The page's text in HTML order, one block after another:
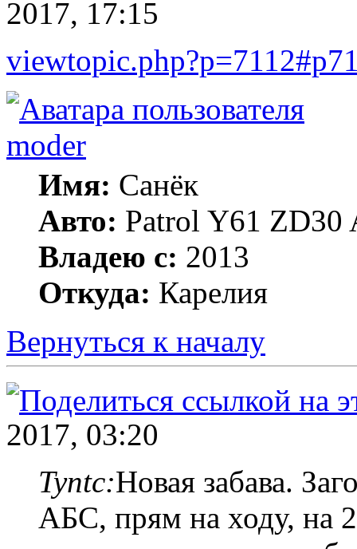
2017, 17:15
moder
Имя: Санёк
Авто: Patrol Y61 ZD30
Владею с: 2013
Откуда: Карелия
Вернуться к началу
2017, 03:20
Tyntc:Новая забава.
АБС, прям на ходу, на